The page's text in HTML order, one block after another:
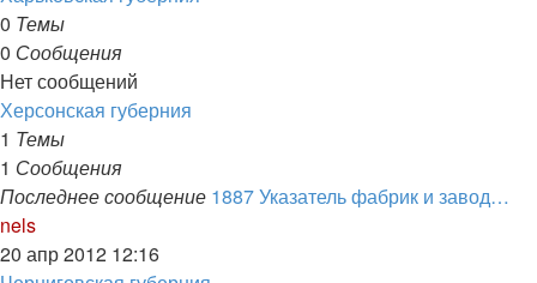
сообщению
0 Темы
0 Сообщения
Нет сообщений
Херсонская губерния
1 Темы
1 Сообщения
Последнее сообщение 1887 Указатель фабрик и завод…
nelsПерейти
к
20 апр 2012 12:16